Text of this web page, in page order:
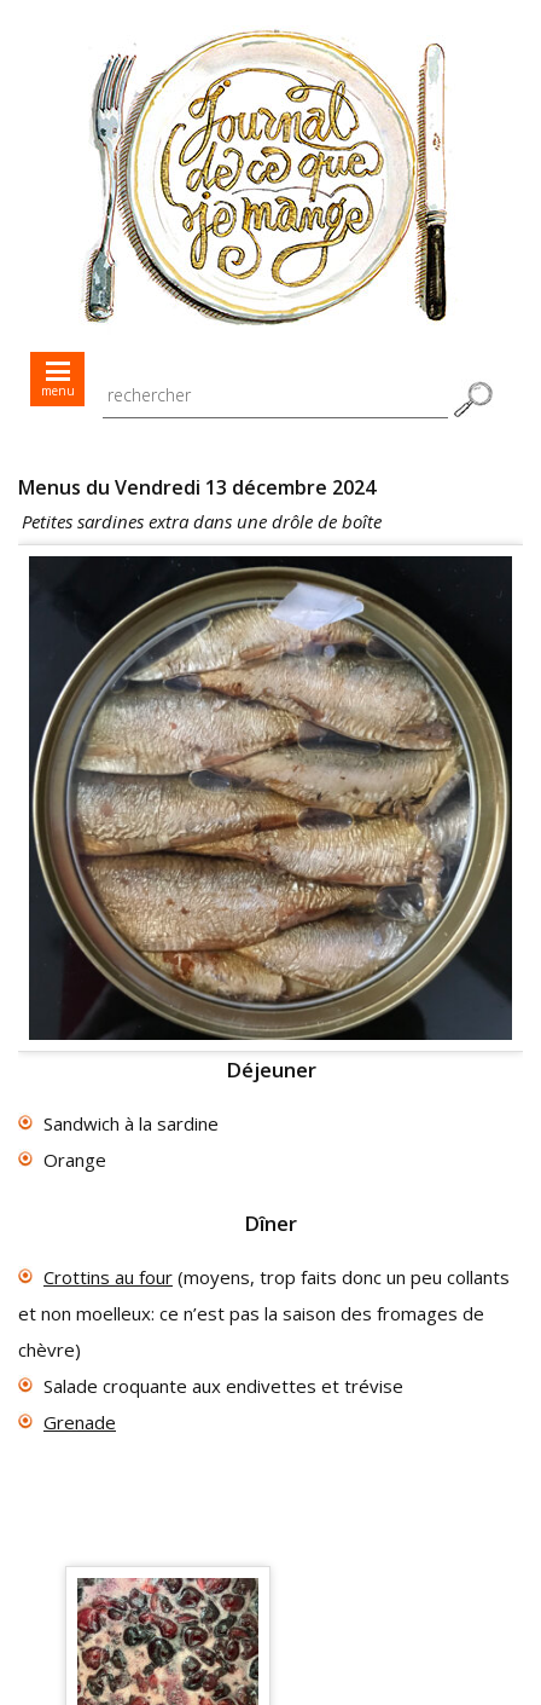
menu
Mes menus jour après jour
Mes recettes de saison
Menus du Vendredi 13 décembre 2024
Petites sardines extra dans une drôle de boîte
Déjeuner
Sandwich à la sardine
Orange
Dîner
Crottins au four (moyens, trop faits donc un peu collants
et non moelleux: ce n’est pas la saison des fromages de
chèvre)
Salade croquante aux endivettes et trévise
Grenade